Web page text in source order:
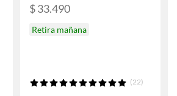
$ 33.490
Retira mañana
(22)